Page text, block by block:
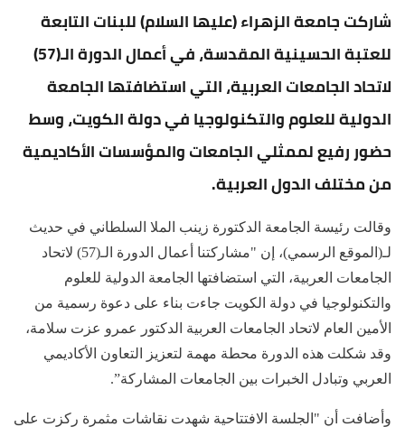
شاركت جامعة الزهراء (عليها السلام) للبنات التابعة
للعتبة الحسينية المقدسة، في أعمال الدورة الـ(57)
لاتحاد الجامعات العربية، التي استضافتها الجامعة
الدولية للعلوم والتكنولوجيا في دولة الكويت، وسط
حضور رفيع لممثلي الجامعات والمؤسسات الأكاديمية
من مختلف الدول العربية.
وقالت رئيسة الجامعة الدكتورة زينب الملا السلطاني في حديث
لـ(الموقع الرسمي)، إن "مشاركتنا أعمال الدورة الـ(57) لاتحاد
الجامعات العربية، التي استضافتها الجامعة الدولية للعلوم
والتكنولوجيا في دولة الكويت جاءت بناء على دعوة رسمية من
الأمين العام لاتحاد الجامعات العربية الدكتور عمرو عزت سلامة،
وقد شكلت هذه الدورة محطة مهمة لتعزيز التعاون الأكاديمي
العربي وتبادل الخبرات بين الجامعات المشاركة”.
وأضافت أن "الجلسة الافتتاحية شهدت نقاشات مثمرة ركزت على